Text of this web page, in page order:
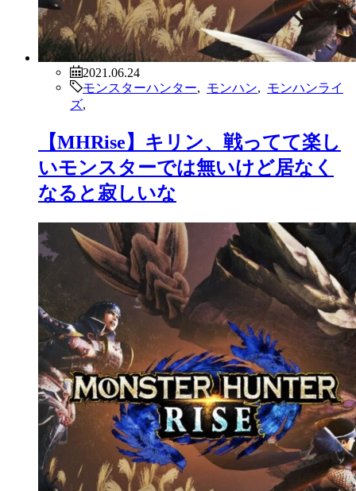
2021.06.24
モンスターハンター
モンハン
モンハンライ
ズ
【MHRise】キリン、戦ってて楽し
いモンスターでは無いけど居なく
なると寂しいな